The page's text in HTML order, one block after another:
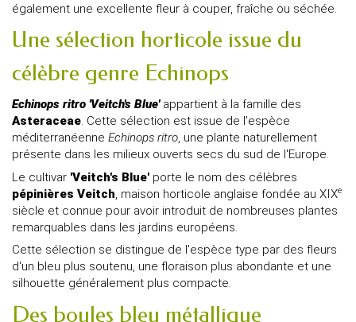
également une excellente fleur à couper, fraîche ou séchée.
Une sélection horticole issue du
célèbre genre Echinops
Echinops ritro 'Veitch's Blue'appartient à la famille des
Asteraceae. Cette sélection est issue de l'espèce
méditerranéenne Echinops ritro, une plante naturellement
présente dans les milieux ouverts secs du sud de l'Europe.
Le cultivar 'Veitch's Blue' porte le nom des célèbres
pépinières Veitch, maison horticole anglaise fondée au XIXe
siècle et connue pour avoir introduit de nombreuses plantes
remarquables dans les jardins européens.
Cette sélection se distingue de l'espèce type par des fleurs
d'un bleu plus soutenu, une floraison plus abondante et une
silhouette généralement plus compacte.
Des boules bleu métallique